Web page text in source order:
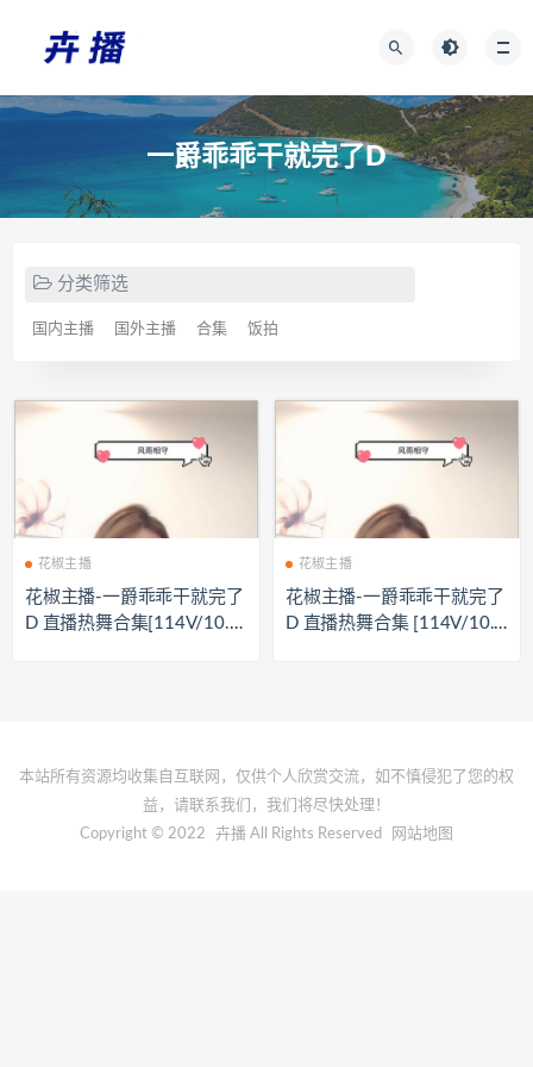
一爵乖乖干就完了D
分类筛选
国内主播 国外主播 合集 饭拍
花椒主播
花椒主播-一爵乖乖干就完了
D 直播热舞合集[114V/10.4
花椒主播
花椒主播-一爵乖乖干就完了
D 直播热舞合集 [114V/10.4
本站所有资源均收集自互联网，仅供个人欣赏交流，如不慎侵犯了您的权
益，请联系我们，我们将尽快处理！
Copyright © 2022
卉播 All Rights Reserved 网站地图